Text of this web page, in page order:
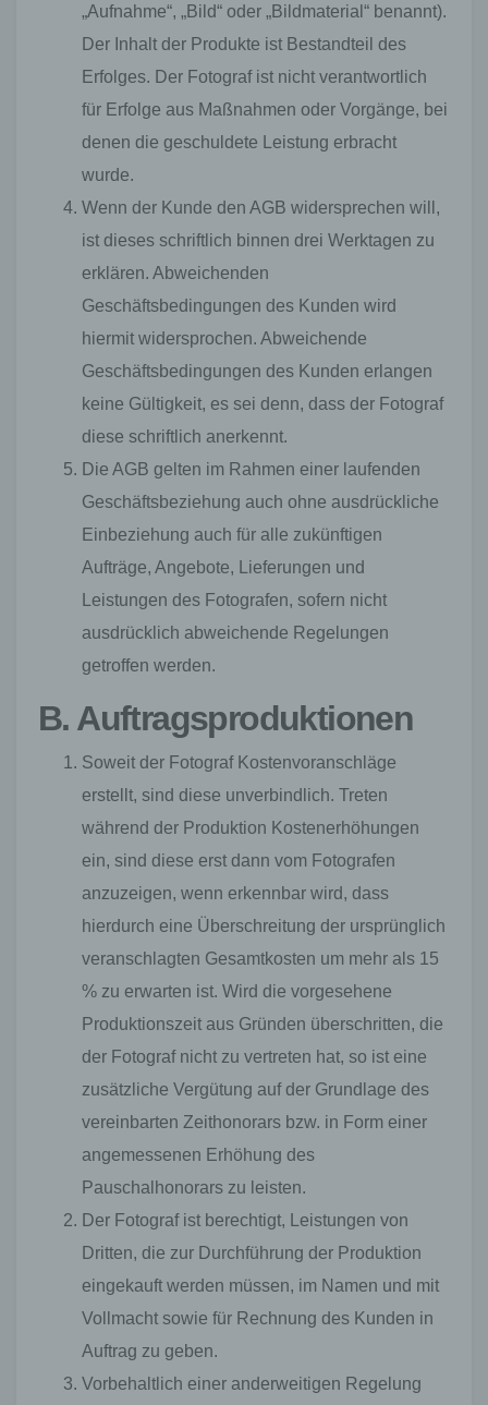
„Aufnahme“, „Bild“ oder „Bildmaterial“ benannt).
Der Inhalt der Produkte ist Bestandteil des
Erfolges. Der Fotograf ist nicht verantwortlich
für Erfolge aus Maßnahmen oder Vorgänge, bei
denen die geschuldete Leistung erbracht
wurde.
Wenn der Kunde den AGB widersprechen will,
ist dieses schriftlich binnen drei Werktagen zu
erklären. Abweichenden
Geschäftsbedingungen des Kunden wird
hiermit widersprochen. Abweichende
Geschäftsbedingungen des Kunden erlangen
keine Gültigkeit, es sei denn, dass der Fotograf
diese schriftlich anerkennt.
Die AGB gelten im Rahmen einer laufenden
Geschäftsbeziehung auch ohne ausdrückliche
Einbeziehung auch für alle zukünftigen
Aufträge, Angebote, Lieferungen und
Leistungen des Fotografen, sofern nicht
ausdrücklich abweichende Regelungen
getroffen werden.
B. Auftragsproduktionen
Soweit der Fotograf Kostenvoranschläge
erstellt, sind diese unverbindlich. Treten
während der Produktion Kostenerhöhungen
ein, sind diese erst dann vom Fotografen
anzuzeigen, wenn erkennbar wird, dass
hierdurch eine Überschreitung der ursprünglich
veranschlagten Gesamtkosten um mehr als 15
% zu erwarten ist. Wird die vorgesehene
Produktionszeit aus Gründen überschritten, die
der Fotograf nicht zu vertreten hat, so ist eine
zusätzliche Vergütung auf der Grundlage des
vereinbarten Zeithonorars bzw. in Form einer
angemessenen Erhöhung des
Pauschalhonorars zu leisten.
Der Fotograf ist berechtigt, Leistungen von
Dritten, die zur Durchführung der Produktion
eingekauft werden müssen, im Namen und mit
Vollmacht sowie für Rechnung des Kunden in
Auftrag zu geben.
Vorbehaltlich einer anderweitigen Regelung